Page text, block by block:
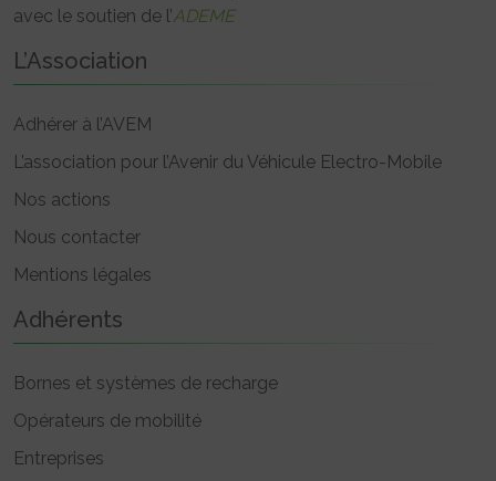
avec le soutien de l’ADEME
L’Association
Adhérer à l’AVEM
L’association pour l’Avenir du Véhicule Electro-Mobile
Nos actions
Nous contacter
Mentions légales
Adhérents
Bornes et systèmes de recharge
Opérateurs de mobilité
Entreprises